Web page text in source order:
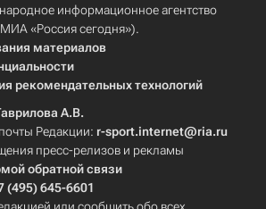
информационное агентство
«Россия сегодня»).
материалов
рекомендательных технологий
А.В.
Редакции: r-sport.internet@ria.ru
пресс-релизов и рекламы
обратной связи
(495) 645-6601